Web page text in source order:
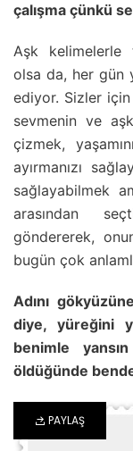
PAYLAŞ
çalışma çünkü
Aşk kelimelerle
olsa da, her gün
ediyor. Sizler
sevmenin ve
çizmek,
ayırmanızı
sağlayabilmek
arasından
göndererek,
bugün çok
Adını
diye, yüreğini
benimle
öldüğünde